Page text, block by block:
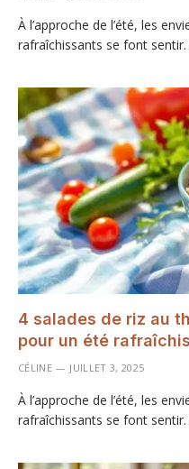
À l’approche de l’été, les
rafraîchissants se font
4 salades de riz au
pour un été
CÉLINE JUILLET 3, 2025
À l’approche de l’été, les
rafraîchissants se font